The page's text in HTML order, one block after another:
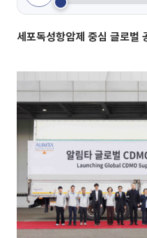
세포독성항암제 중심 글로벌